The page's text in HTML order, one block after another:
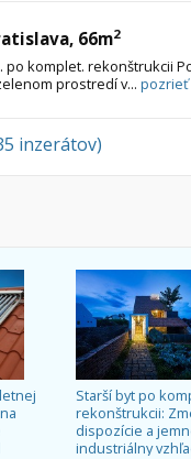
66m2
po komplet. rekonštrukcii
prostredí v... pozrieť
inzerátov)
Starší byt po
rekonštrukcii:
dispozície a
industriálny